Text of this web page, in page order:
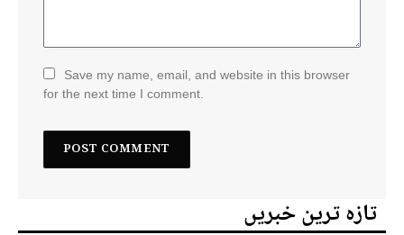
Save my name, email, and website in this browser
for the next time I comment.
تازہ ترین خبریں